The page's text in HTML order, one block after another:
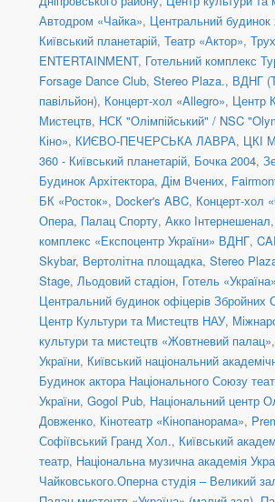
Автодром «Чайка», Центральний
Київський планетарій, Театр «Актор»,
ENTERTAINMENT, Готельний комплекс
Forsage Dance Club, Stereo Plaza., ВДНГ
павільйон), Концерт-хол «Allegro», Центр
Мистецтв, НСК "Олімпійський" / NSC
Кіно», КИЄВО-ПЕЧЕРСЬКА ЛАВРА, ЦКІ
360 - Київський планетарій, Бочка 2004,
Будинок Архітектора, Дім Вчених,
БК «Росток», Docker's ABC, Концерт-хол
Опера, Палац Спорту, Акко Інтернешенал,
комплекс «Експоцентр України» ВДНГ,
Skybar, Вертолітна площадка, Stereo
Stage, Льодовий стадіон, Готель «Україна»
Центральний будинок офіцерів Збройних
Центр Культури та Мистецтв НАУ,
культури та мистецтв «Жовтневий палац»,
України, Київський національний
Будинок актора Національного Союзу
України, Gogol Pub, Національний центр
Довженко, Кінотеатр «Кінопанорама»,
Софіївський Гранд Хол., Київський
театр, Національна музична академія
Чайковського.Оперна студія – Великий